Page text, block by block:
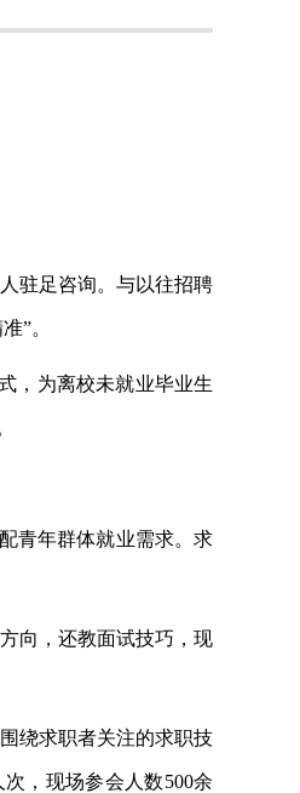
驻足咨询。与以往招聘
”。
，为离校未就业毕业生
青年群体就业需求。求
向，还教面试技巧，现
绕求职者关注的求职技
，现场参会人数500余